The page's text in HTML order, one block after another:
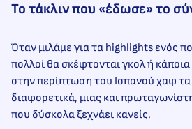
Το τάκλιν που «έδωσε» το
Όταν μιλάμε για τα highlights ενός
πολλοί θα σκέφτονται γκολ ή
στην περίπτωση του Ισπανού χαφ τα
διαφορετικά, μιας και
που δύσκολα ξεχνάει κανείς.